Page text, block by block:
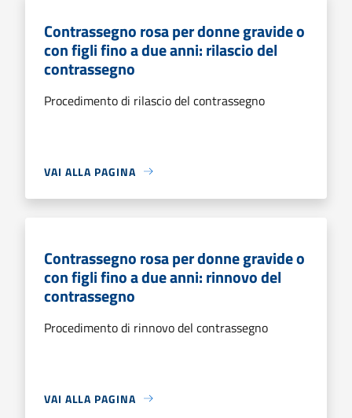
Contrassegno rosa per donne gravide o
con figli fino a due anni: rilascio del
contrassegno
Procedimento di rilascio del contrassegno
VAI ALLA PAGINA
Contrassegno rosa per donne gravide o
con figli fino a due anni: rinnovo del
contrassegno
Procedimento di rinnovo del contrassegno
VAI ALLA PAGINA